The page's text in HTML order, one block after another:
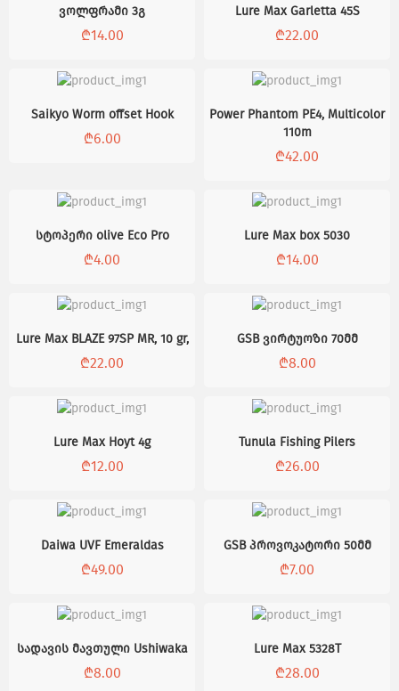
ვოლფრამი 3გ
₾14.00
Lure Max Garletta 45S
₾22.00
Saikyo Worm offset Hook
₾6.00
Power Phantom PE4, Multicolor
110m
₾42.00
სტოპერი olive Eco Pro
₾4.00
Lure Max box 5030
₾14.00
Lure Max BLAZE 97SP MR, 10 gr,
₾22.00
GSB ვირტუოზი 70მმ
₾8.00
Lure Max Hoyt 4g
₾12.00
Tunula Fishing Pilers
₾26.00
Daiwa UVF Emeraldas
₾49.00
GSB პროვოკატორი 50მმ
₾7.00
სადავის მავთული Ushiwaka
₾8.00
Lure Max 5328T
₾28.00